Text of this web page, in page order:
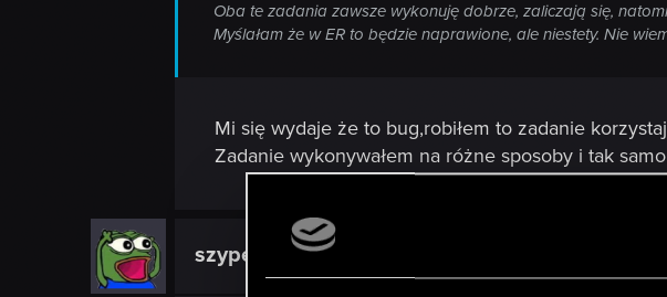
Oba te zadania zawsze wykonuję dobrze, zaliczają się,
Myślałam że w ER to będzie naprawione, ale niestety. Nie
Mi się wydaje że to bug,robiłem to zadanie
Zadanie wykonywałem na różne sposoby i tak
szypek26